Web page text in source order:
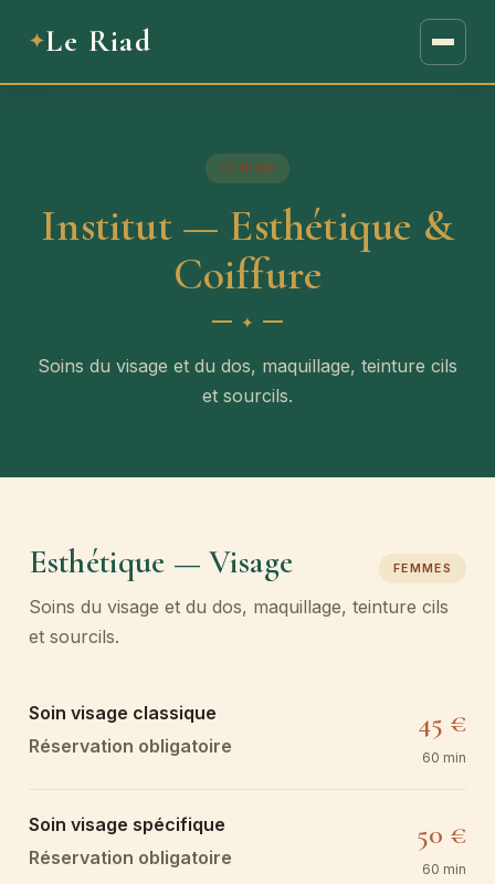
Le Riad
LE RIAD
Institut — Esthétique &
Coiffure
Soins du visage et du dos, maquillage, teinture cils
et sourcils.
Esthétique — Visage FEMMES
Soins du visage et du dos, maquillage, teinture cils
et sourcils.
Soin visage classique
Réservation obligatoire
45 €
60 min
Soin visage spécifique
Réservation obligatoire
50 €
60 min